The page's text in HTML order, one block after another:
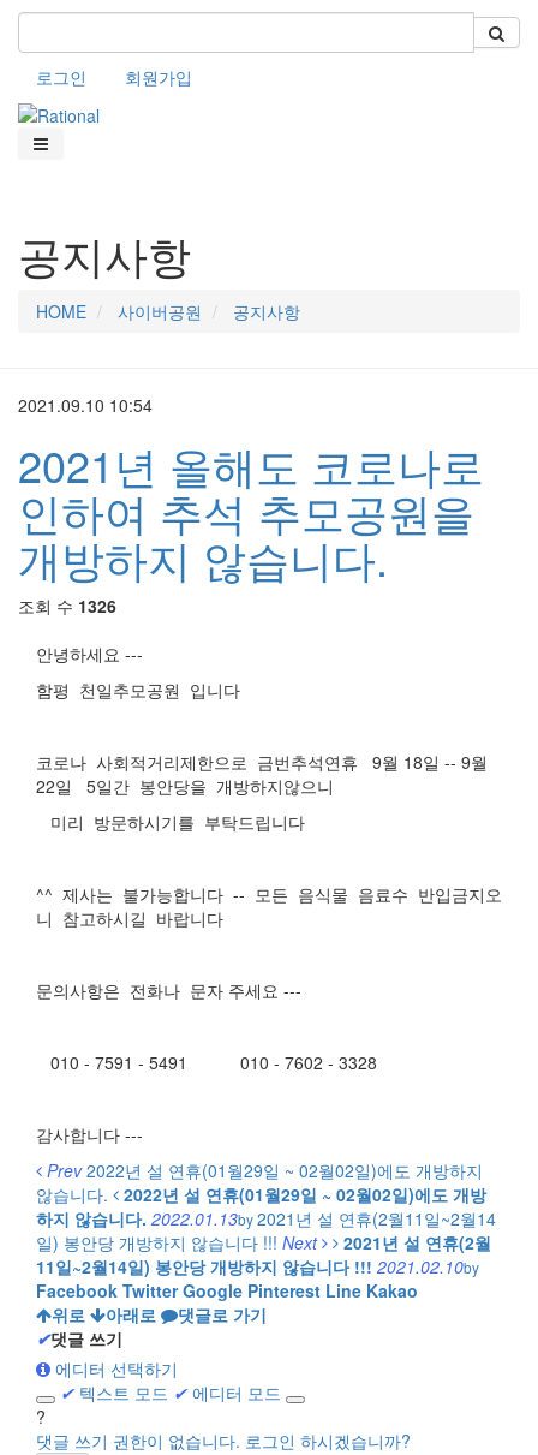
로그인 회원가입
공지사항
HOME 사이버공원 공지사항
2021.09.10 10:54
2021년 올해도 코로나로
인하여 추석 추모공원을
개방하지 않습니다.
조회 수 1326
안녕하세요 ---
함평 천일추모공원 입니다
코로나 사회적거리제한으로 금번추석연휴 9월 18일 -- 9월
22일 5일간 봉안당을 개방하지않으니
미리 방문하시기를 부탁드립니다
^^ 제사는 불가능합니다 -- 모든 음식물 음료수 반입금지오
니 참고하시길 바랍니다
문의사항은 전화나 문자 주세요 ---
010 - 7591 - 5491 010 - 7602 - 3328
감사합니다 ---
Prev2022년 설 연휴(01월29일 ~ 02월02일)에도 개방하지
않습니다.
2022년 설 연휴(01월29일 ~ 02월02일)에도 개방
하지 않습니다. 2022.01.13by2021년 설 연휴(2월11일~2월14
일) 봉안당 개방하지 않습니다 !!! Next
2021년 설 연휴(2월
11일~2월14일) 봉안당 개방하지 않습니다 !!! 2021.02.10by
Facebook Twitter Google Pinterest Line Kakao
위로
아래로
댓글로 가기
✔댓글 쓰기
에디터 선택하기
✔ 텍스트 모드 ✔ 에디터 모드
?
댓글 쓰기 권한이 없습니다. 로그인 하시겠습니까?